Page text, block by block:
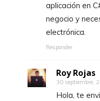
aplicación en
negocio y
electrónica.
Responder
Roy Rojas
30 septiembre,
Hola, te